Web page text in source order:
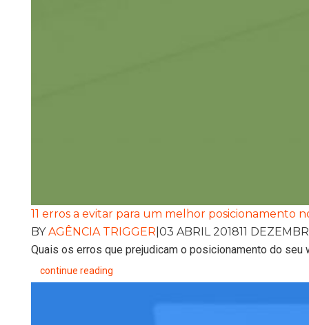
11 erros a evitar para um melhor posicionamento
BYAGÊNCIA TRIGGER 03 ABRIL 201811
Quais os erros que prejudicam o posicionamento do
continue reading